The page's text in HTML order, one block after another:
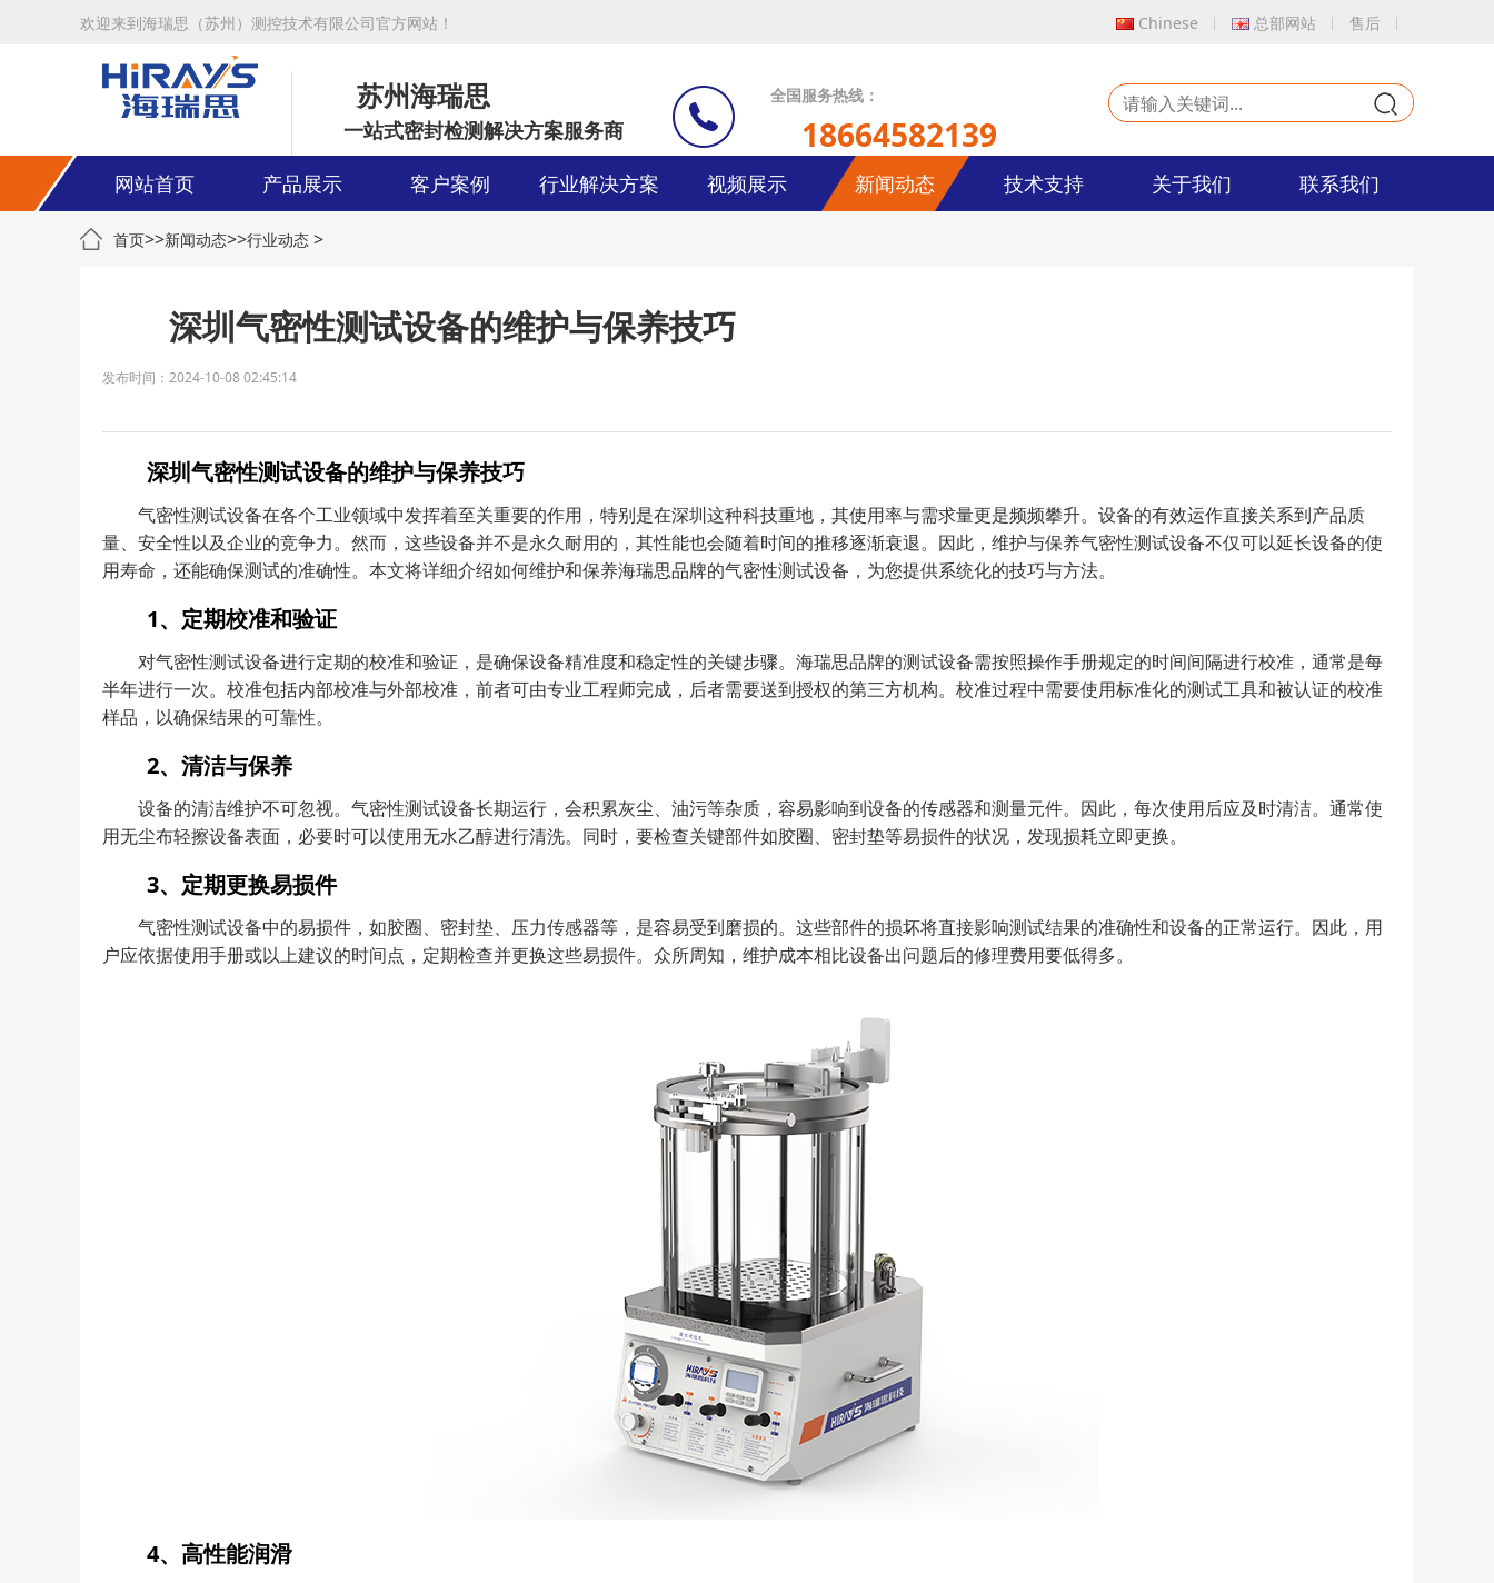
欢迎来到海瑞思（苏州）测控技术有限公司官方网站！ Chinese 总部网站 售后
苏州海瑞思
一站式密封检测解决方案服务商
全国服务热线：
18664582139
网站首页 产品展示 客户案例 行业解决方案 视频展示 新闻动态 技术支持 关于我们 联系我们
首页>>新闻动态>>行业动态 >
深圳气密性测试设备的维护与保养技巧
发布时间：2024-10-08 02:45:14
深圳气密性测试设备的维护与保养技巧
气密性测试设备在各个工业领域中发挥着至关重要的作用，特别是在深圳这种科技重地，其使用率与需求量更是频频攀升。设备的有效运作直接关系到产品质
量、安全性以及企业的竞争力。然而，这些设备并不是永久耐用的，其性能也会随着时间的推移逐渐衰退。因此，维护与保养气密性测试设备不仅可以延长设备的使
用寿命，还能确保测试的准确性。本文将详细介绍如何维护和保养海瑞思品牌的气密性测试设备，为您提供系统化的技巧与方法。
1、定期校准和验证
对气密性测试设备进行定期的校准和验证，是确保设备精准度和稳定性的关键步骤。海瑞思品牌的测试设备需按照操作手册规定的时间间隔进行校准，通常是每
半年进行一次。校准包括内部校准与外部校准，前者可由专业工程师完成，后者需要送到授权的第三方机构。校准过程中需要使用标准化的测试工具和被认证的校准
样品，以确保结果的可靠性。
2、清洁与保养
设备的清洁维护不可忽视。气密性测试设备长期运行，会积累灰尘、油污等杂质，容易影响到设备的传感器和测量元件。因此，每次使用后应及时清洁。通常使
用无尘布轻擦设备表面，必要时可以使用无水乙醇进行清洗。同时，要检查关键部件如胶圈、密封垫等易损件的状况，发现损耗立即更换。
3、定期更换易损件
气密性测试设备中的易损件，如胶圈、密封垫、压力传感器等，是容易受到磨损的。这些部件的损坏将直接影响测试结果的准确性和设备的正常运行。因此，用
户应依据使用手册或以上建议的时间点，定期检查并更换这些易损件。众所周知，维护成本相比设备出问题后的修理费用要低得多。
4、高性能润滑